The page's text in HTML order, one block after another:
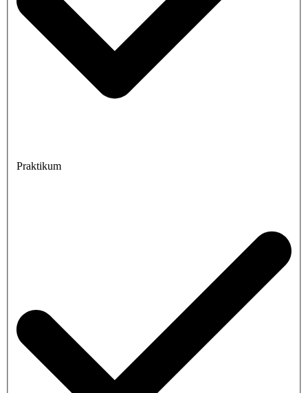
Praktikum